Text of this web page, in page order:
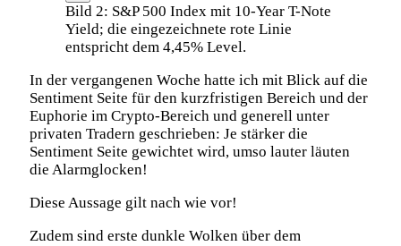
Bild 2: S&P 500 Index mit 10-Year T-Note
Yield; die eingezeichnete rote Linie
entspricht dem 4,45% Level.
In der vergangenen Woche hatte ich mit Blick auf die
Sentiment Seite für den kurzfristigen Bereich und der
Euphorie im Crypto-Bereich und generell unter
privaten Tradern geschrieben: Je stärker die
Sentiment Seite gewichtet wird, umso lauter läuten
die Alarmglocken!
Diese Aussage gilt nach wie vor!
Zudem sind erste dunkle Wolken über dem